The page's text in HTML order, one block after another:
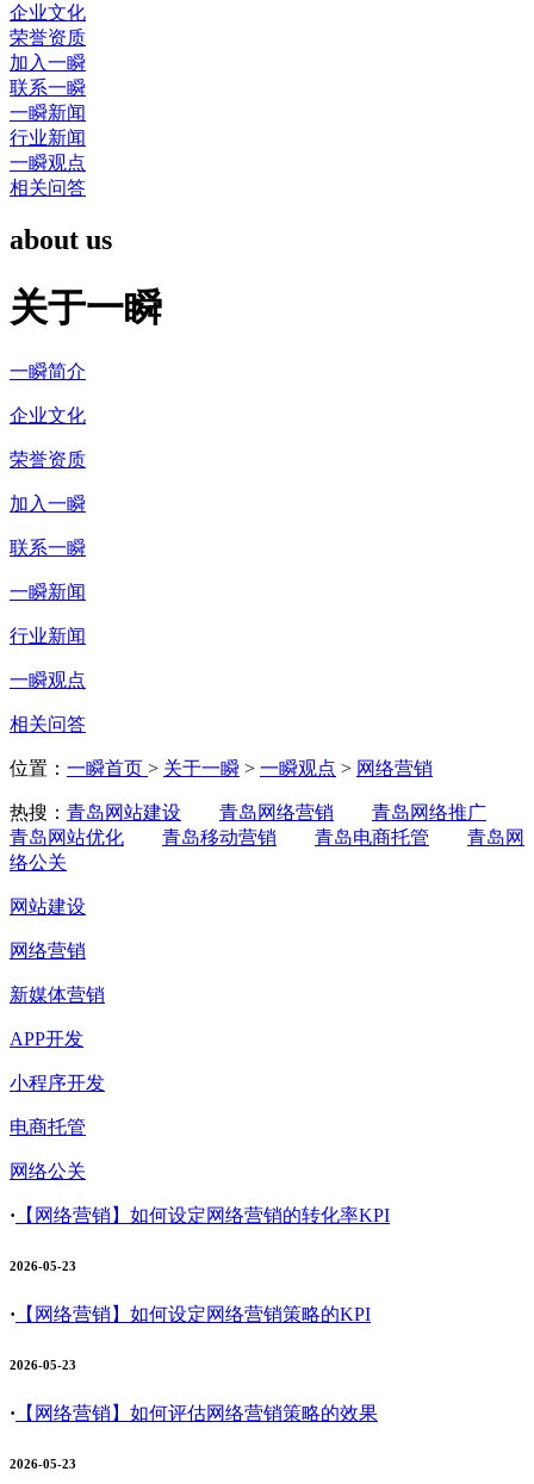
企业文化
荣誉资质
加入一瞬
联系一瞬
一瞬新闻
行业新闻
一瞬观点
相关问答
about us
关于一瞬
一瞬简介
企业文化
荣誉资质
加入一瞬
联系一瞬
一瞬新闻
行业新闻
一瞬观点
相关问答
位置： 一瞬首页 > 关于一瞬 > 一瞬观点 > 网络营销
热搜： 青岛网站建设 青岛网络营销
青岛网络推广
青岛网站优化
青岛移动营销 青岛电商托管
青岛网
络公关
网站建设
网络营销
新媒体营销
APP开发
小程序开发
电商托管
网络公关
· 【网络营销】 如何设定网络营销的转化率KPI
2026-05-23
· 【网络营销】 如何设定网络营销策略的KPI
2026-05-23
· 【网络营销】 如何评估网络营销策略的效果
2026-05-23